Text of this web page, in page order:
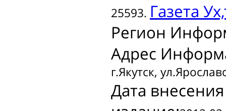
25593. Газета
Регион
Адрес
г.Якутск,
Дата